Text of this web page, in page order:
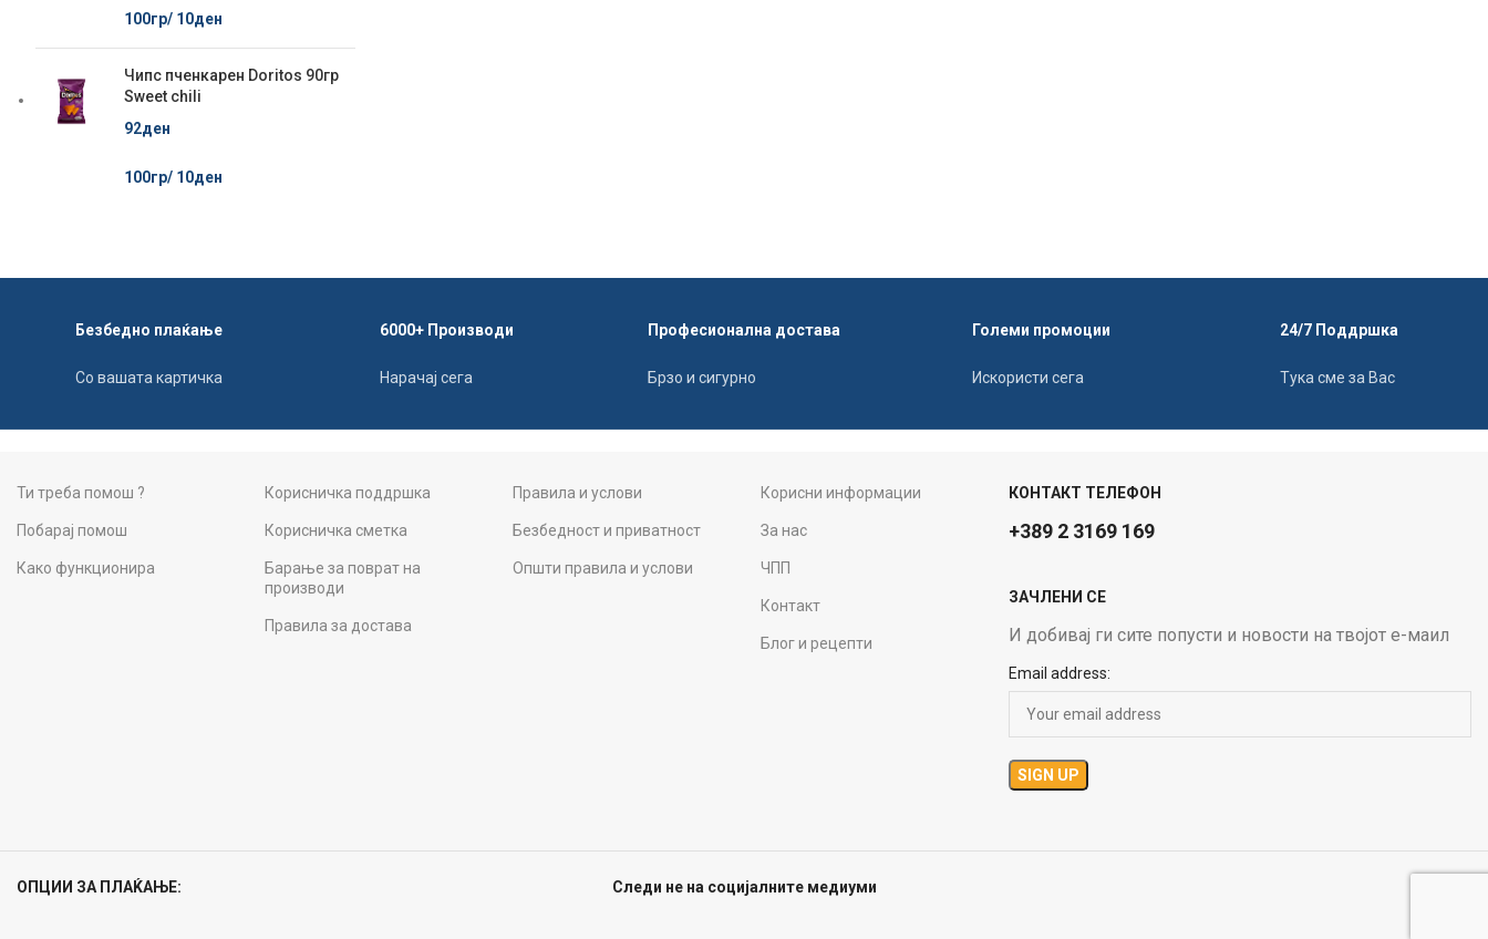
100гр/ 10ден
Чипс пченкарен Doritos 90гр
Sweet chili
92ден
100гр/ 10ден
Безбедно плаќање
Со вашата картичка
6000+ Производи
Нарачај сега
Професионална достава
Брзо и сигурно
Големи промоции
Искористи сега
24/7 Поддршка
Тука сме за Вас
Ти треба помош ?
Побарај помош
Како функционира
Корисничка поддршка
Корисничка сметка
Барање за поврат на
производи
Правила за достава
Правила и услови
Безбедност и приватност
Општи правила и услови
Корисни информации
За нас
ЧПП
Контакт
Блог и рецепти
КОНТАКТ ТЕЛЕФОН
+389 2 3169 169
ЗАЧЛЕНИ СЕ
И добивај ги сите попусти и новости на твојот е-маил
Email address:
ОПЦИИ ЗА ПЛАЌАЊЕ: Следи не на социјалните медиуми